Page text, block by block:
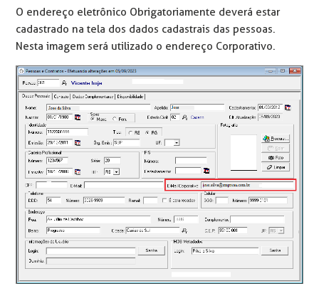
O endereço eletrônico Obrigatoriamente deverá estar
cadastrado na tela dos dados cadastrais das pessoas.
Nesta imagem será utilizado o endereço Corporativo.